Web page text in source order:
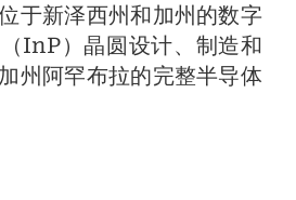
于新泽西州和加州的数字
InP）晶圆设计、制造和
州阿罕布拉的完整半导体